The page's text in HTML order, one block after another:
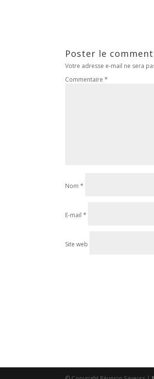
Poster le
Votre adresse e-mail ne sera
Commentaire*
Nom*
E-mail*
Site web